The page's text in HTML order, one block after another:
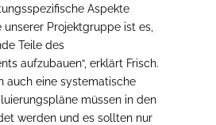
Aspekte
Projektgruppe ist es,
Teile des
aufzubauen“, erklärt Frisch.
auch eine systematische
müssen in den
werden und es sollten nur